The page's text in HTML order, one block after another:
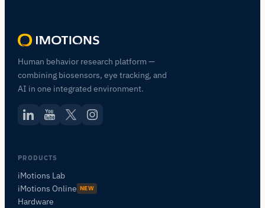
Human behavior research platform —
combining biosensors, eye tracking, and
AI in one integrated environment.
PRODUCTS
iMotions Lab
iMotions Online NEW
Hardware